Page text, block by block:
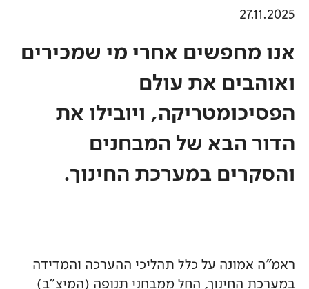
27.11.2025
אנו מחפשים אחרי מי שמכירים
ואוהבים את עולם
הפסיכומטריקה, ויובילו את
הדור הבא של המבחנים
והסקרים במערכת החינוך.
ראמ"ה אמונה על כלל תהליכי ההערכה והמדידה
במערכת החינוך, החל ממבחני תנופה (המיצ"ב)